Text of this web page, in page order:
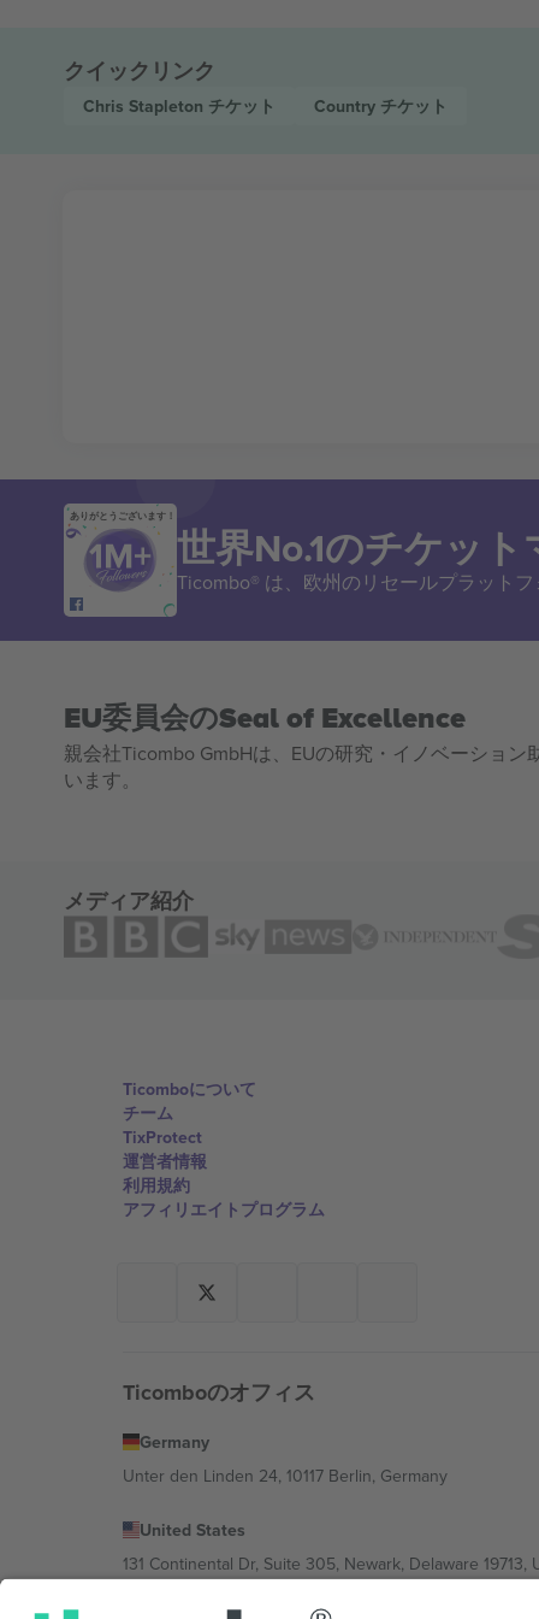
クイックリンク
Chris Stapleton チケット Country チケット
ありがとうございます！
世界No.1のチケッ
Ticombo® は、欧州のリセールプラット
EU委員会のSeal of Excellence
親会社Ticombo GmbHは、EUの研究・イノベーショ
います。
メディア紹介
Ticomboについて
チーム
TixProtect
運営者情報
利用規約
アフィリエイトプログラム
Ticomboのオフィス
Germany
Unter den Linden 24, 10117 Berlin, Germany
United States
131 Continental Dr, Suite 305, Newark, Delaware 19713,